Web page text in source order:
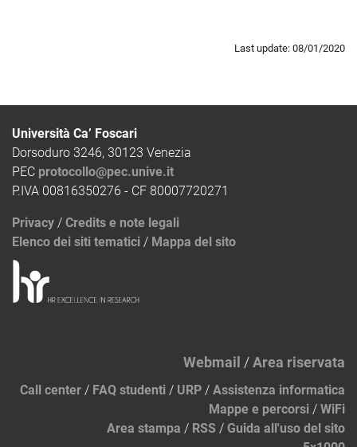
Last update: 08/01/2020
Università Ca’ Foscari
Dorsoduro 3246, 30123 Venezia
PEC protocollo@pec.unive.it
P.IVA 00816350276 - CF 80007720271
Privacy / Credits e note legali
Elenco dei siti tematici / Mappa del sito
Webmail /Area riservata
Call center / FAQ studenti / URP / Assistenza informatica
Mappe e percorsi / WiFi
Area stampa / RSS / Guida all'uso del sito